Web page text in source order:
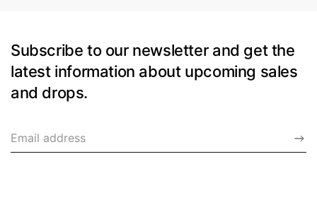
Subscribe to our newsletter and get the
latest information about upcoming sales
and drops.